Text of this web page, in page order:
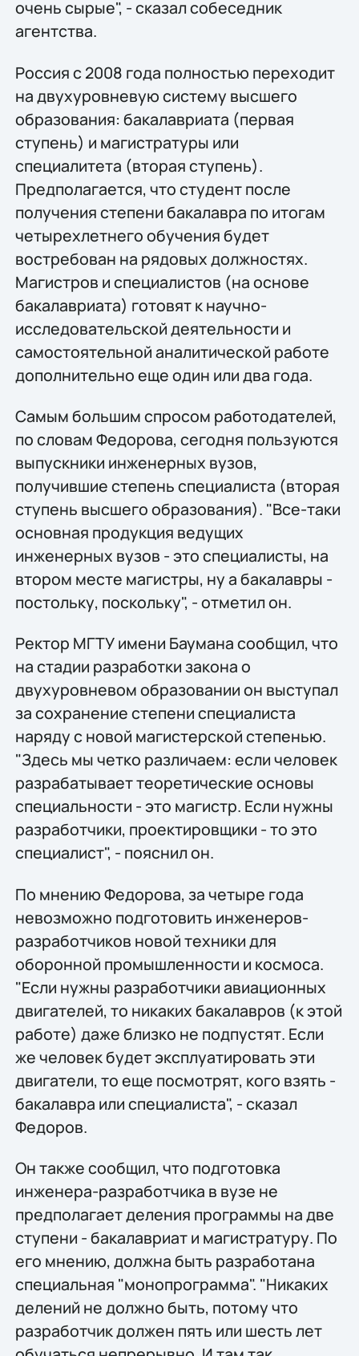
очень сырые", - сказал собеседник
агентства.
Россия с 2008 года полностью переходит
на двухуровневую систему высшего
образования: бакалавриата (первая
ступень) и магистратуры или
специалитета (вторая ступень).
Предполагается, что студент после
получения степени бакалавра по итогам
четырехлетнего обучения будет
востребован на рядовых должностях.
Магистров и специалистов (на основе
бакалавриата) готовят к научно-
исследовательской деятельности и
самостоятельной аналитической работе
дополнительно еще один или два года.
Самым большим спросом работодателей,
по словам Федорова, сегодня пользуются
выпускники инженерных вузов,
получившие степень специалиста (вторая
ступень высшего образования). "Все-таки
основная продукция ведущих
инженерных вузов - это специалисты, на
втором месте магистры, ну а бакалавры -
постольку, поскольку", - отметил он.
Ректор МГТУ имени Баумана сообщил, что
на стадии разработки закона о
двухуровневом образовании он выступал
за сохранение степени специалиста
наряду с новой магистерской степенью.
"Здесь мы четко различаем: если человек
разрабатывает теоретические основы
специальности - это магистр. Если нужны
разработчики, проектировщики - то это
специалист", - пояснил он.
По мнению Федорова, за четыре года
невозможно подготовить инженеров-
разработчиков новой техники для
оборонной промышленности и космоса.
"Если нужны разработчики авиационных
двигателей, то никаких бакалавров (к этой
работе) даже близко не подпустят. Если
же человек будет эксплуатировать эти
двигатели, то еще посмотрят, кого взять -
бакалавра или специалиста", - сказал
Федоров.
Он также сообщил, что подготовка
инженера-разработчика в вузе не
предполагает деления программы на две
ступени - бакалавриат и магистратуру. По
его мнению, должна быть разработана
специальная "монопрограмма". "Никаких
делений не должно быть, потому что
разработчик должен пять или шесть лет